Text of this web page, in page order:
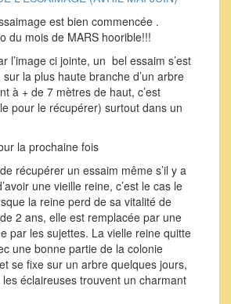
est bien commencée .
du mois de MARS hoorible!!!
l’image ci jointe, un bel essaim s’est
la plus haute branche d’un arbre
à + de 7 mètres de haut, c’est
pour le récupérer) surtout dans un
la prochaine fois
récupérer un essaim même s’il y a
une vieille reine, c’est le cas le
la reine perd de sa vitalité de
2 ans, elle est remplacée par une
par les sujettes. La vielle reine quitte
une bonne partie de la colonie
se fixe sur un arbre quelques jours,
éclaireuses trouvent un charmant